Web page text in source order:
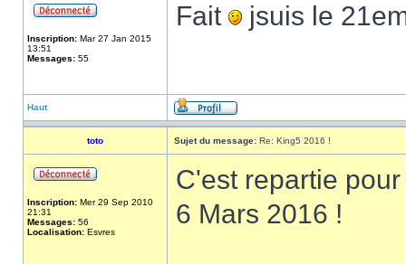
Inscription: Mar 27 Jan 2015
13:51
Messages: 55
Fait jsuis le
Haut
toto Sujet du message: Re: King5 2016 !
Inscription: Mer 29 Sep 2010
21:31
Messages: 56
Localisation: Esvres
C'est repartie
6 Mars 2016 !